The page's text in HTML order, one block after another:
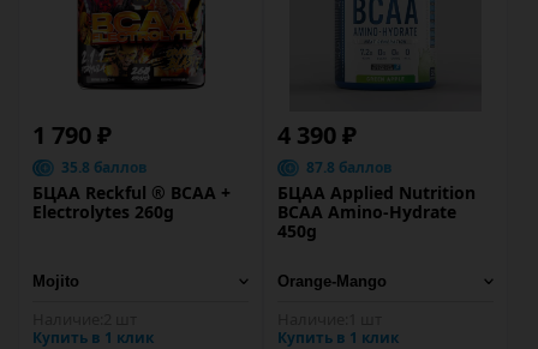
1 790 ₽
35.8 баллов
БЦАА Reckful ® BCAA +
Eleсtrolytes 260g
Купить в 1 клик
4 390 ₽
87.8 баллов
БЦАА Applied Nutrition
BCAA Amino-Hydrate
450g
Купить в 1 клик